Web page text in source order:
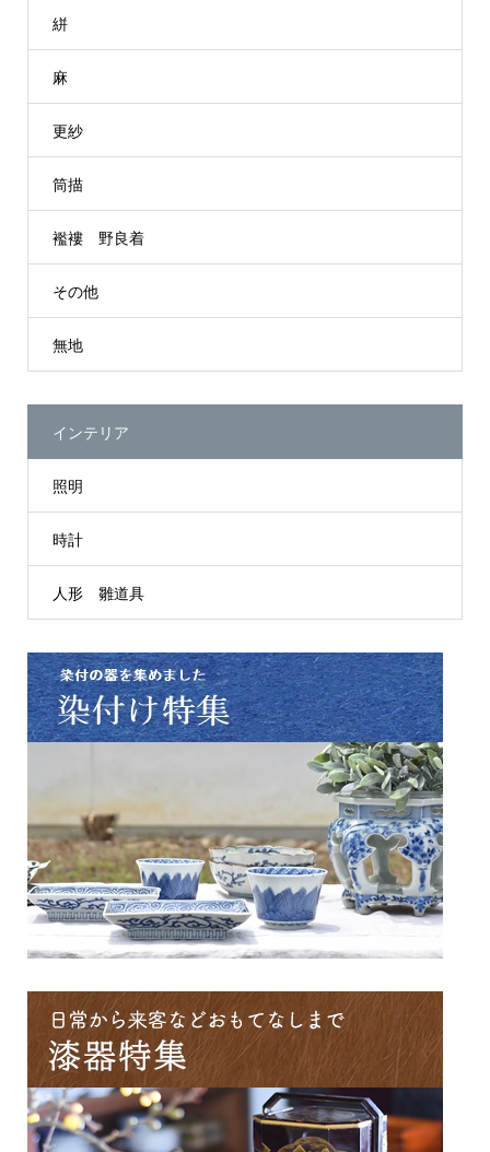
絣
麻
更紗
筒描
襤褸 野良着
その他
無地
インテリア
照明
時計
人形 雛道具